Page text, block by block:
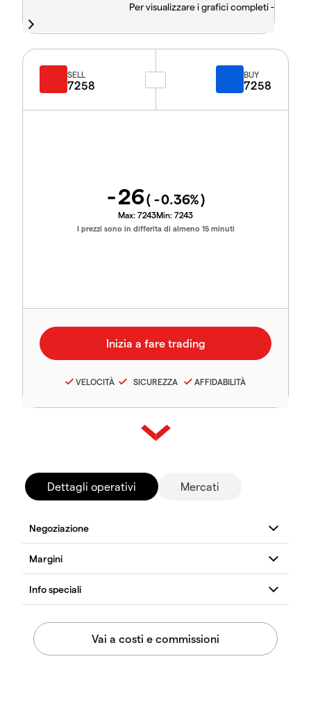
Per visualizzare i grafici completi -
SELL
7258
BUY
7258
-26( -0.36%)
Max: 7243Min: 7243
I prezzi sono in differita di almeno 15 minuti
VELOCITÀ SICUREZZA AFFIDABILITÀ
Dettagli operativi Mercati